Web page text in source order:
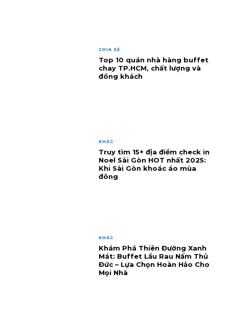
CHIA SẺ
Top 10 quán nhà hàng buffet
chay TP.HCM, chất lượng và
đông khách
KHÁC
Truy tìm 15+ địa điểm check in
Noel Sài Gòn HOT nhất 2025:
Khi Sài Gòn khoác áo mùa
đông
KHÁC
Khám Phá Thiên Đường Xanh
Mát: Buffet Lẩu Rau Nấm Thủ
Đức – Lựa Chọn Hoàn Hảo Cho
Mọi Nhà